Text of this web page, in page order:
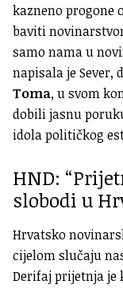
kazneno progone
baviti
samo nama u
napisala je Sever,
Toma, u svom
dobili jasnu
idola političkog
HND:
slobodi u
Hrvatsko
cijelom slučaju
Derifaj prijetnja je